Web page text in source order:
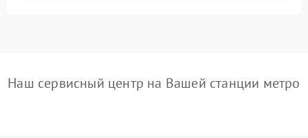
Наш сервисный центр на Вашей станции метро